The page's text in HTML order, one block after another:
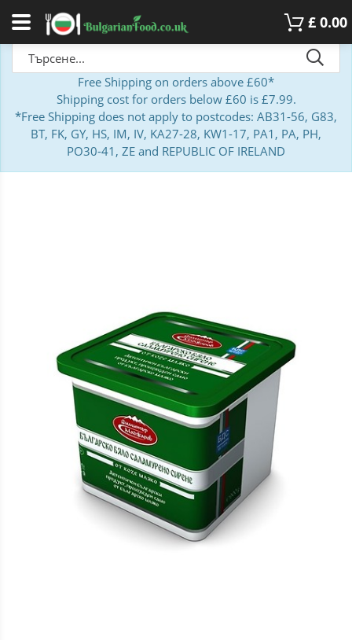
£ 0.00
Free Shipping on orders above £60*
Shipping cost for orders below £60 is £7.99.
*Free Shipping does not apply to postcodes: AB31-56, G83,
BT, FK, GY, HS, IM, IV, KA27-28, KW1-17, PA1, PA, PH,
PO30-41, ZE and REPUBLIC OF IRELAND